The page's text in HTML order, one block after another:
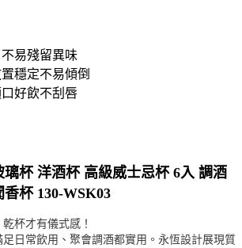
易殘留異味
穩定不易傾倒
好飲不刮唇
璃杯 洋酒杯 高級威士忌杯 6入 調酒
杯 130-WSK03
杯才有儀式感！
日常飲用、聚會調酒都實用。永恆設計展現質